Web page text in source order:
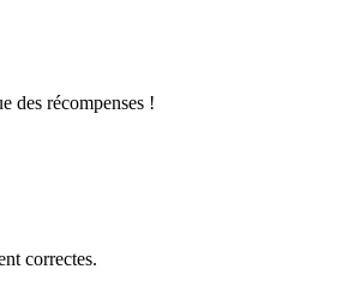
des récompenses !
correctes.